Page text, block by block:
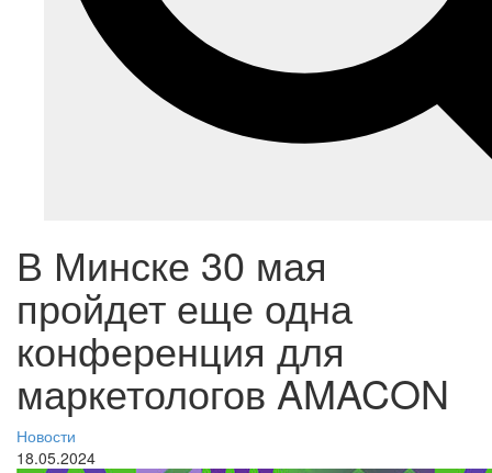
В Минске 30 мая
пройдет еще одна
конференция для
маркетологов AMACON
Новости
18.05.2024